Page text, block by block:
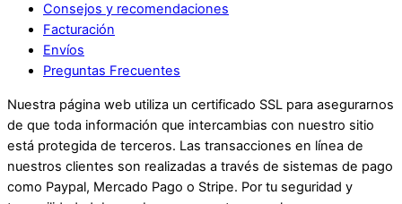
Consejos y recomendaciones
Facturación
Envíos
Preguntas Frecuentes
Nuestra página web utiliza un certificado SSL para asegurarnos
de que toda información que intercambias con nuestro sitio
está protegida de terceros. Las transacciones en línea de
nuestros clientes son realizadas a través de sistemas de pago
como Paypal, Mercado Pago o Stripe. Por tu seguridad y